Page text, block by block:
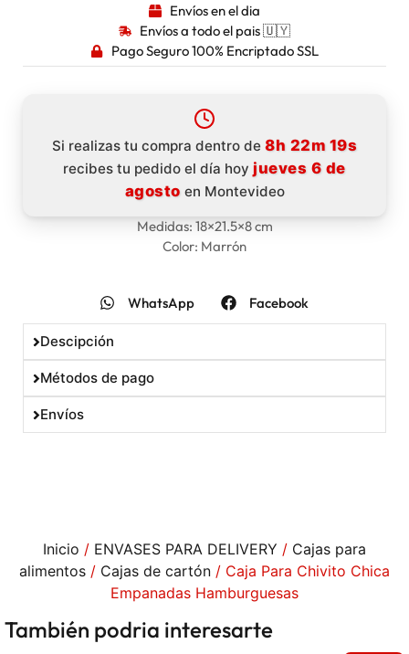
Envíos en el dia
Envíos a todo el pais 🇺🇾
Pago Seguro 100% Encriptado SSL
Si realizas tu compra dentro de 8h 22m 19s
recibes tu pedido el día hoyjueves 6 de
agosto en Montevideo
Medidas: 18×21.5×8 cm
Color: Marrón
WhatsApp Facebook
Descipción
Métodos de pago
Envíos
Inicio / ENVASES PARA DELIVERY / Cajas para
alimentos / Cajas de cartón / Caja Para Chivito Chica
Empanadas Hamburguesas
También podria interesarte